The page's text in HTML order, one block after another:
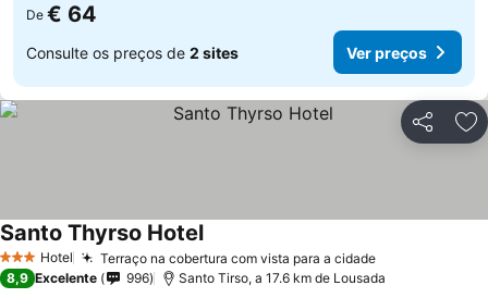
De € 64
Consulte os preços de 2 sites Ver preços
Partilhar
3 EstrelasHotel Terraço na cobertura com vista para a cidade
Santo Thyrso Hotel
8,9 Excelente 996 Santo Tirso, a 17.6 km de Lousada